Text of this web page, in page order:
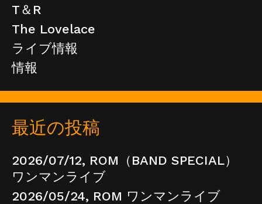
T＆R
The Lovelace
ライブ情報
情報
最近の投稿
2026/07/12, ROM（BAND SPECIAL）
ワンマンライブ
2026/05/24, ROM ワンマンライブ